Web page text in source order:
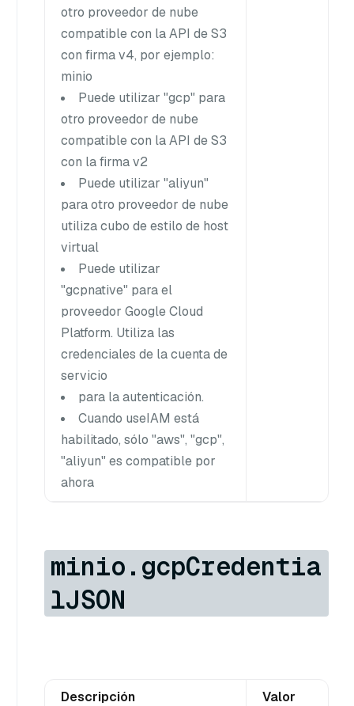
otro proveedor de nube
compatible con la API de S3
con firma v4, por ejemplo:
minio
Puede utilizar "gcp" para
otro proveedor de nube
compatible con la API de S3
con la firma v2
Puede utilizar "aliyun"
para otro proveedor de nube
utiliza cubo de estilo de host
virtual
Puede utilizar
"gcpnative" para el
proveedor Google Cloud
Platform. Utiliza las
credenciales de la cuenta de
servicio
para la autenticación.
Cuando useIAM está
habilitado, sólo "aws", "gcp",
"aliyun" es compatible por
ahora
minio.gcpCredentia
lJSON
Descripción
Valor